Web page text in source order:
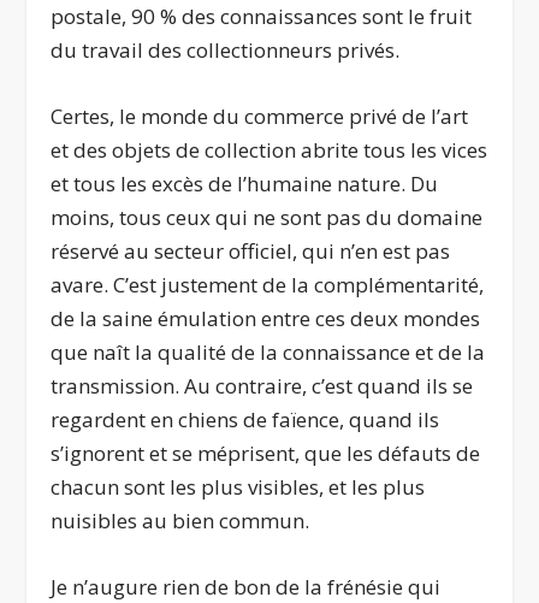
postale, 90 % des connaissances sont le fruit
du travail des collectionneurs privés.
Certes, le monde du commerce privé de l’art
et des objets de collection abrite tous les vices
et tous les excès de l’humaine nature. Du
moins, tous ceux qui ne sont pas du domaine
réservé au secteur officiel, qui n’en est pas
avare. C’est justement de la complémentarité,
de la saine émulation entre ces deux mondes
que naît la qualité de la connaissance et de la
transmission. Au contraire, c’est quand ils se
regardent en chiens de faïence, quand ils
s’ignorent et se méprisent, que les défauts de
chacun sont les plus visibles, et les plus
nuisibles au bien commun.
Je n’augure rien de bon de la frénésie qui